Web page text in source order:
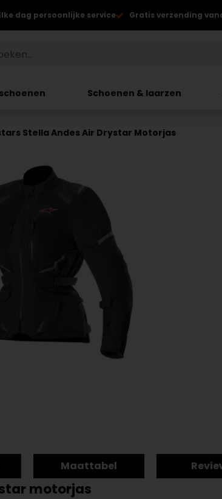
dag persoonlijke service Gratis verzending
Schoenen & laarzen
Stella Andes Air Drystar Motorjas
Maattabel
motorjas